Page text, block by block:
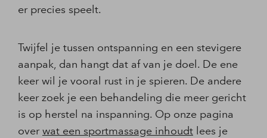
er precies speelt.
Twijfel je tussen ontspanning en een stevigere
aanpak, dan hangt dat af van je doel. De ene
keer wil je vooral rust in je spieren. De andere
keer zoek je een behandeling die meer gericht
is op herstel na inspanning. Op onze pagina
overwat een sportmassage inhoudt lees je